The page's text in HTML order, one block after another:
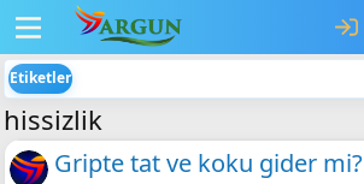
Etiketler
hissizlik
Gripte tat ve koku gider mi?